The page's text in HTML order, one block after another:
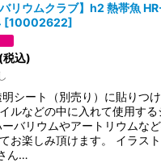
バリウムクラブ】h2 熱帯魚
[10002622]
(税込)
シート（別売り）に貼りつ
ルなどの中に入れて使用する
バリウムやアートリウムな
お楽しみ頂けます。 イラス
ん…